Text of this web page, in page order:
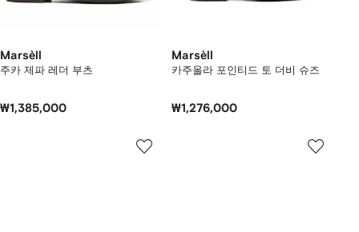
Marsèll
주카 제파 레더 부츠
₩1,385,000
Marsèll
카주올라 포인티드 토 더비 슈즈
₩1,276,000